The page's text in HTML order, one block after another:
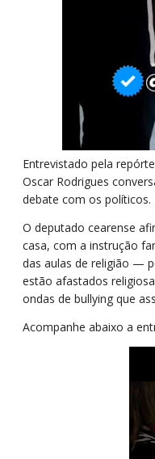
Entrevistado pela
Oscar Rodrigues
debate com os políticos.
O deputado cearense
casa, com a instrução
das aulas de religião —
estão afastados
ondas de bullying que
Acompanhe abaixo a